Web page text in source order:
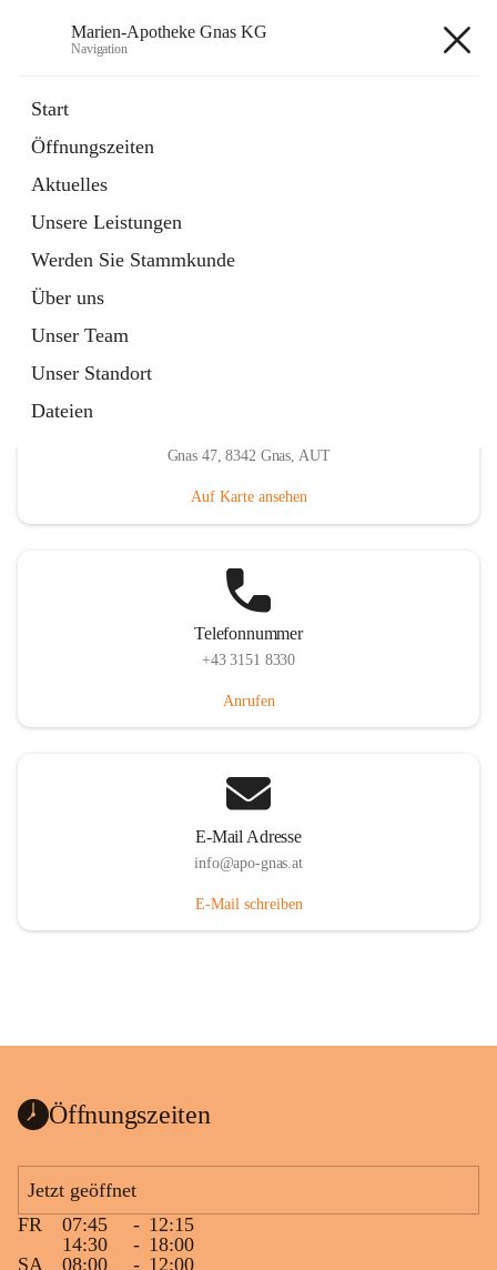
Marien-Apotheke Gnas KG
Navigation
Start
Öffnungszeiten
Aktuelles
Unsere Leistungen
Werden Sie Stammkunde
Über uns
Unser Team
Unser Standort
Dateien
Externe Webseite
in
Tab
Ärztliche Bereitschaftsdienste
Externe Webseite
öffnet
in
neuem
Tab
Gnas 47, 8342 Gnas, AUT
Auf Karte ansehen
Telefonnummer
+43 3151 8330
Anrufen
E-Mail Adresse
info@apo-gnas.at
E-Mail schreiben
Öffnungszeiten
Jetzt geöffnet
FR
07:45 - 12:15
14:30
- 18:00
SA
08:00 - 12:00